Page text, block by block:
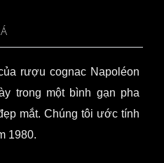
rượu cognac Napoléon
trong một bình gạn pha
mắt. Chúng tôi ước tính
1980.